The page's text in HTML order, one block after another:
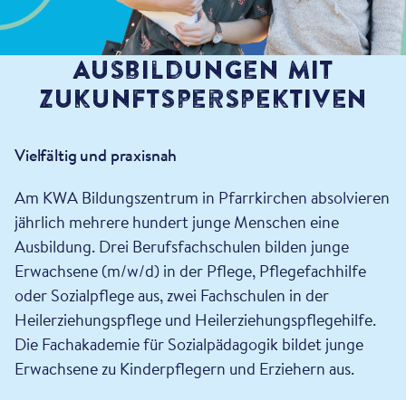
Ausbildungen mit
Zukunftsperspektiven
Vielfältig und praxisnah
Am KWA Bildungszentrum in Pfarrkirchen absolvieren
jährlich mehrere hundert junge Menschen eine
Ausbildung. Drei Berufsfachschulen bilden junge
Erwachsene (m/w/d) in der Pflege, Pflegefachhilfe
oder Sozialpflege aus, zwei Fachschulen in der
Heilerziehungspflege und Heilerziehungspflegehilfe.
Die Fachakademie für Sozialpädagogik bildet junge
Erwachsene zu Kinderpflegern und Erziehern aus.